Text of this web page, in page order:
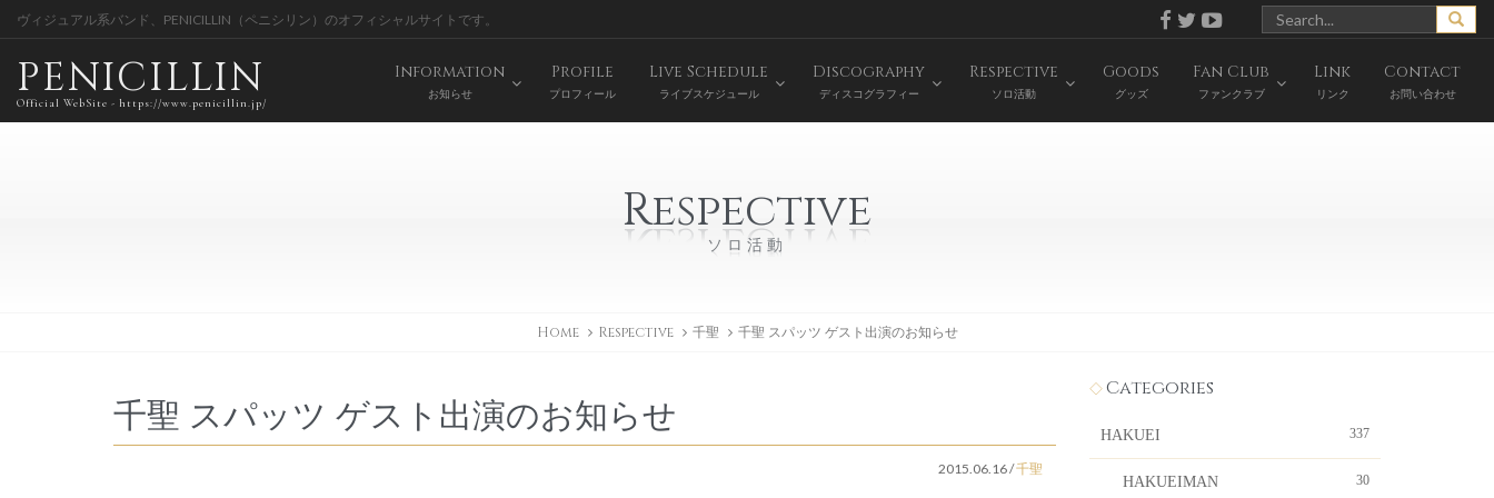
ヴィジュアル系バンド、PENICILLIN（ペニシリン）のオフィシャルサイトです。
PENICILLIN
Official WebSite - https://www.penicillin.jp/
Information
お知らせ
Profile
プロフィール
Live Schedule
ライブスケジュール
Discography
ディスコグラフィー
Respective
ソロ活動
Goods
グッズ
Fan Club
ファンクラブ
Link
リンク
Contact
お問い合わせ
Respective
ソロ活動
Home Respective 千聖 千聖 スパッツ ゲスト出演のお知らせ
千聖 スパッツ ゲスト出演のお知らせ
2015.06.16/千聖
Categories
HAKUEI 337
HAKUEIMAN 30